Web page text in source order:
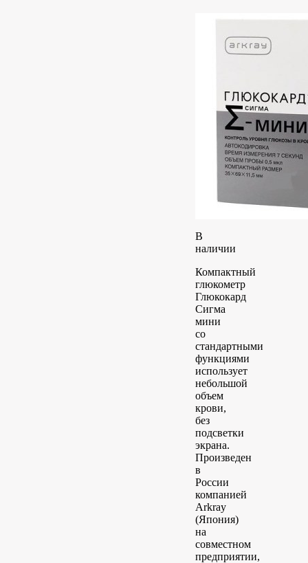
В
наличии
Компактный
глюкометр
Глюкокард
Сигма
мини
со
стандартными
функциями
использует
небольшой
объем
крови,
без
подсветки
экрана.
Произведен
в
России
компанией
Arkray
(Япония)
на
совместном
предприятии,